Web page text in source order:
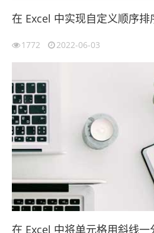
在 Excel 中实现自定义顺序排
1772 2022-06-03
在 Excel 中将单元格用斜线